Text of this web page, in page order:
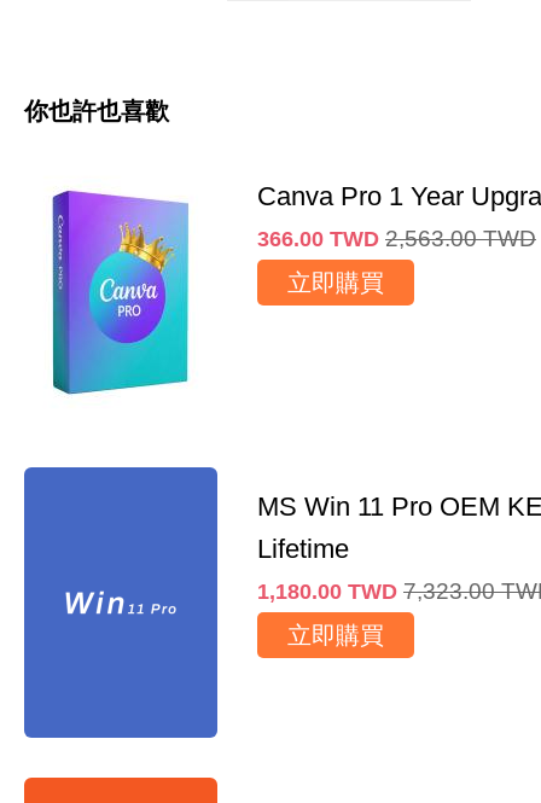
你也許也喜歡
Canva Pro 1 Year
366.00 TWD 2,563.00 TWD
立即購買
MS Win 11 Pro OEM
Lifetime
1,180.00 TWD 7,323.00
立即購買